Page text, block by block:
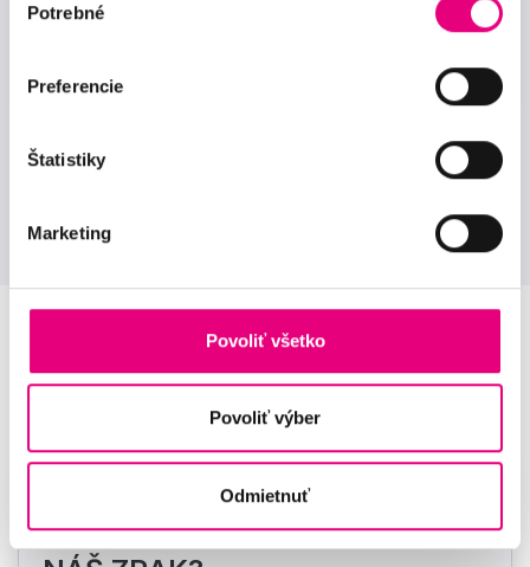
súhlasu
Potrebné
Preferencie
Štatistiky
Marketing
Povoliť všetko
Povoliť výber
Odmietnuť
Aktuality
AKO OVPLYVŇUJE CUKROVKA